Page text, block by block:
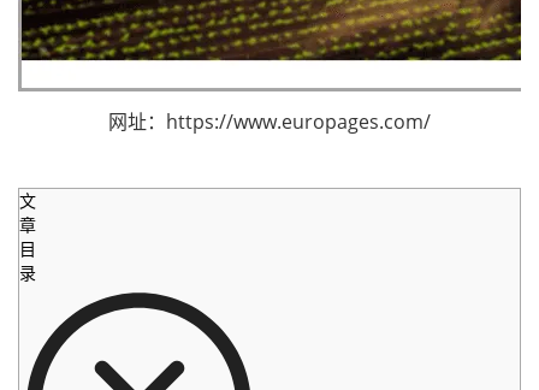
网址：https://www.europages.com/
文
章
目
录